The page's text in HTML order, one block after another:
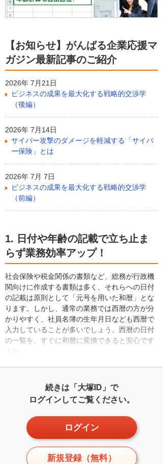
【お知らせ】がんばる企業応援マ
ガジン最新記事のご紹介
2026年 7月21日
ビジネスの成果を最大化する戦略的交渉学
（後編）
2026年 7月14日
サイバー攻撃のダメージを軽減する「サイバ
ー保険」とは
2026年 7月 7日
ビジネスの成果を最大化する戦略的交渉学
（前編）
1. 日付や年齢の記載で立ち止ま
らず業務効率アップ！
社会保険や税金関係の書類など、総務が行政機
関向けに作成する書類は多く、それらへの日付
の記載は原則として「元号を用いた和暦」とな
ります。しかし、通常の業務では西暦の方が分
かりやすく、社員名簿の生年月日なども西暦で
入力していることが多いでしょう。西暦の日付
の一覧を、すぐに和暦に変換できると安心です
よね。
続きは「大塚ID」で
ログインしてご覧ください。
ログイン
新規登録（無料）